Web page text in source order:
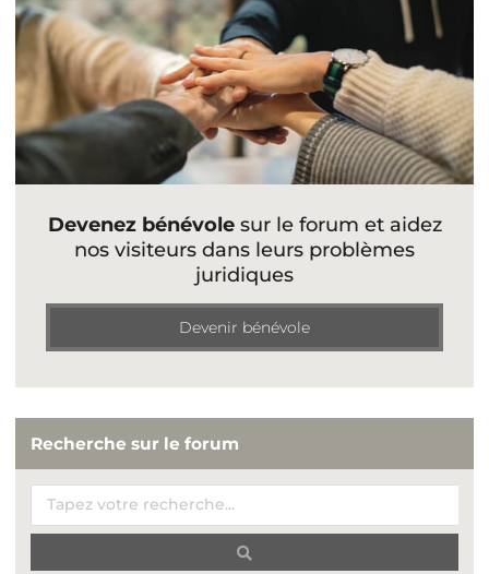
Devenez bénévolesur le forum et aidez
nos visiteurs dans leurs problèmes
juridiques
Devenir bénévole
Recherche sur le forum